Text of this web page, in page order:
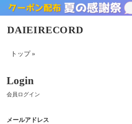
DAIEIRECORD
トップ»
Login
会員ログイン
メールアドレス